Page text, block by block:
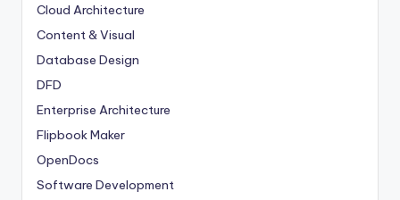
Cloud Architecture
Content & Visual
Database Design
DFD
Enterprise Architecture
Flipbook Maker
OpenDocs
Software Development